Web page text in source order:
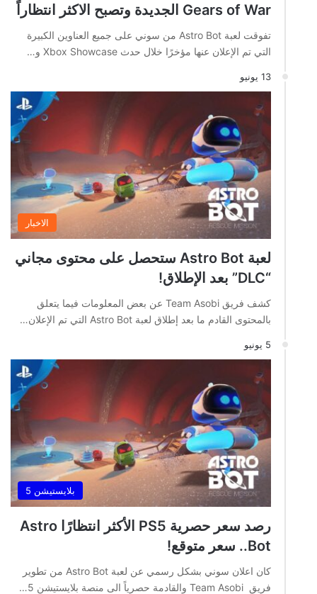
Gears of War الجديدة وتصبح الاكثر انتظاراً
تفوقت لعبة Astro Bot من سوني على جميع العناوين الكبيرة
التي تم الإعلان عنها مؤخرًا خلال حدث Xbox Showcase و…
13 يونيو
الاخبار
لعبة Astro Bot ستحصل على محتوى مجاني
“DLC” بعد الإطلاق!
كشف فريق Team Asobi عن بعض المعلومات فيما يتعلق
بالمحتوى القادم ما بعد إطلاق لعبة Astro Bot التي تم الإعلان…
5 يونيو
بلايستيشن 5
رصد سعر حصرية PS5 الأكثر انتظارًا Astro
Bot.. سعر متوقع!
كان اعلان سوني بشكل رسمي عن لعبة Astro Bot من تطوير
فريق Team Asobi والقادمة حصرياً الى منصة بلايستيشن 5…